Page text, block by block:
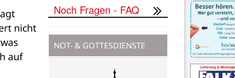
nicht
auf
Noch Fragen - FAQ
NOT- & GOTTESDIENSTE